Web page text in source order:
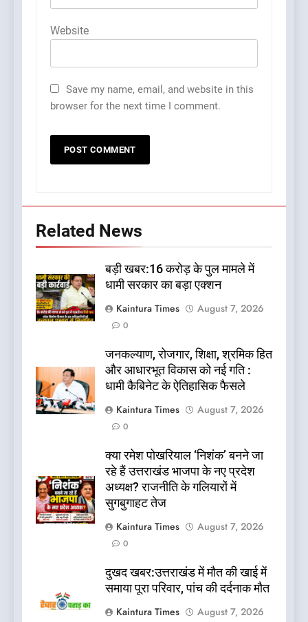
Website
Save my name, email, and website in this
browser for the next time I comment.
Related News
बड़ी खबर:16 करोड़ के पुल मामले में
धामी सरकार का बड़ा एक्शन
Kaintura Times
August 7, 2026
0
जनकल्याण, रोजगार, शिक्षा, श्रमिक हित
और आधारभूत विकास को नई गति :
धामी कैबिनेट के ऐतिहासिक फैसले
Kaintura Times
August 7, 2026
0
क्या रमेश पोखरियाल ‘निशंक’ बनने जा
रहे हैं उत्तराखंड भाजपा के नए प्रदेश
अध्यक्ष? राजनीति के गलियारों में
सुगबुगाहट तेज
Kaintura Times
August 7, 2026
0
दुखद खबर:उत्तराखंड में मौत की खाई में
समाया पूरा परिवार, पांच की दर्दनाक मौत
Kaintura Times
August 7, 2026